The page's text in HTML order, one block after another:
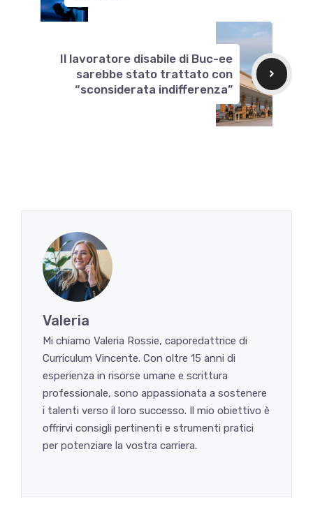
Il lavoratore disabile di Buc-ee
sarebbe stato trattato con
“sconsiderata indifferenza”
Valeria
Mi chiamo Valeria Rossie, caporedattrice di
Curriculum Vincente. Con oltre 15 anni di
esperienza in risorse umane e scrittura
professionale, sono appassionata a sostenere
i talenti verso il loro successo. Il mio obiettivo è
offrirvi consigli pertinenti e strumenti pratici
per potenziare la vostra carriera.